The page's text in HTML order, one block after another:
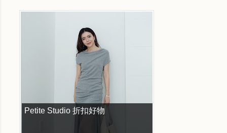
Petite Studio 折扣好物